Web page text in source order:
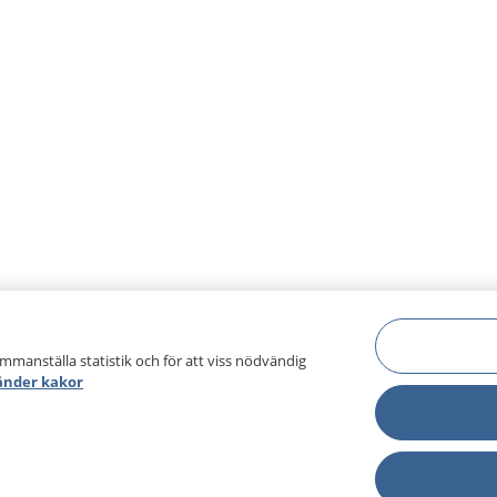
statistik och för att viss nödvändig
kakor